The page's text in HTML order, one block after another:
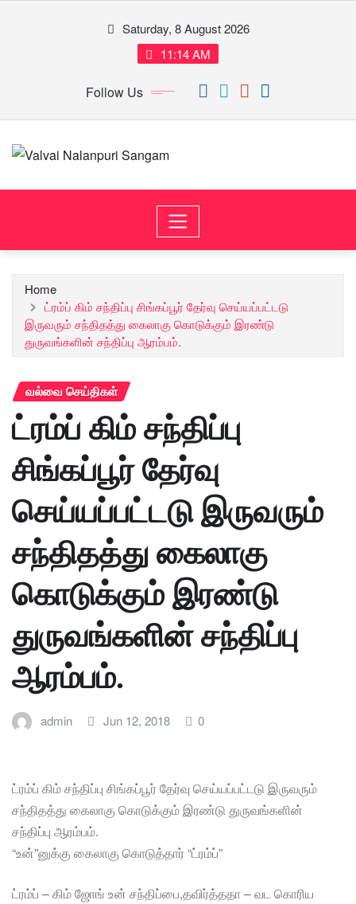
Saturday, 8 August 2026
11:14 AM
Follow Us
Home
ட்ரம்ப் கிம் சந்திப்பு சிங்கப்பூர் தேர்வு செய்யப்பட்டடு
இருவரும் சந்திதத்து கைலாகு கொடுக்கும் இரண்டு
துருவங்களின் சந்திப்பு ஆரம்பம்.
வல்வை செய்திகள்
ட்ரம்ப் கிம் சந்திப்பு
சிங்கப்பூர் தேர்வு
செய்யப்பட்டடு இருவரும்
சந்திதத்து கைலாகு
கொடுக்கும் இரண்டு
துருவங்களின் சந்திப்பு
ஆரம்பம்.
admin Jun 12, 2018 0
ட்ரம்ப் கிம் சந்திப்பு சிங்கப்பூர் தேர்வு செய்யப்பட்டடு இருவரும்
சந்திதத்து கைலாகு கொடுக்கும் இரண்டு துருவங்களின்
சந்திப்பு ஆரம்பம்.
“உன்”னுக்கு கைலாகு கொடுத்தார் “ட்ரம்ப்”
ட்ரம்ப் – கிம் ஜோங் உன் சந்திப்பை,தவிர்த்ததா – வட கொரிய